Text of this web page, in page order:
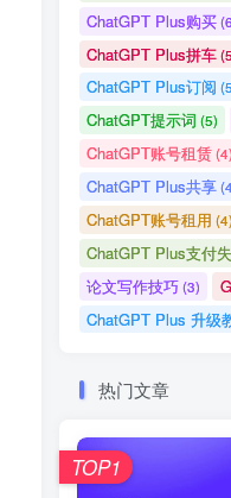
论文写作技巧(3)
ChatGPT Plus 升级教
热门文章
2.4W+人已阅读
ChatGPT账号价
TOP1
收
TOP2
ChatGPT Plus购买
ChatGPT Plus拼车
ChatGPT Plus订阅
ChatGPT提示词 (5)
ChatGPT账号租赁(4)
ChatGPT Plus共享
ChatGPT账号租用 (4)
ChatGPT Plus支付
论文写作技巧(3)
ChatGPT Plus 升级
热门文章
TOP1